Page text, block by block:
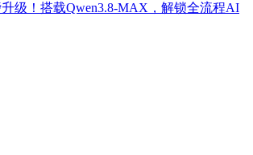
级！搭载Qwen3.8-MAX，解锁全流程AI